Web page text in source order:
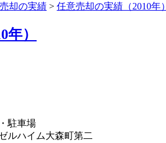
却の実績 > 任意売却の実績（2010年）
）
車場
イム大森町第二